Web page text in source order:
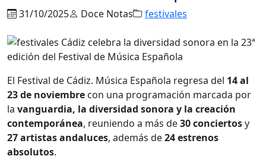
31/10/2025 Doce Notas festivales
El Festival de Cádiz. Música Española regresa del 14 al
23 de noviembre con una programación marcada por
la vanguardia, la diversidad sonora y la creación
contemporánea, reuniendo a más de30 conciertosy
27 artistas andaluces, además de24 estrenos
absolutos.